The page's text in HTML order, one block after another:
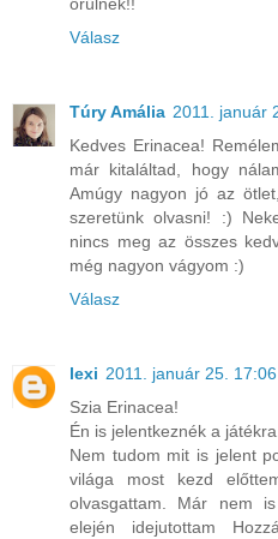
Válasz
Túry Amália 2011. január
Kedves Erinacea!
már kitaláltad, hogy
Amúgy nagyon jó az
szeretünk olvasni! :)
nincs meg az összes
még nagyon vágyom :)
Válasz
lexi 2011. január 25. 17:06
Szia Erinacea!
Én is jelentkeznék a játékra.
Nem tudom mit is jelent
világa most kezd
olvasgattam. Már nem
elején idejutottam